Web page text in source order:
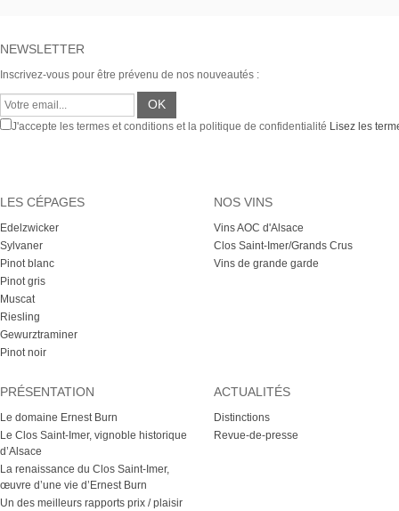
NEWSLETTER
Inscrivez-vous pour être prévenu de nos nouveautés :
J'accepte les termes et conditions et la politique de confidentialité Lisez les
LES CÉPAGES
Edelzwicker
Sylvaner
Pinot blanc
Pinot gris
Muscat
Riesling
Gewurztraminer
Pinot noir
NOS VINS
Vins AOC d'Alsace
Clos Saint-Imer/Grands Crus
Vins de grande garde
PRÉSENTATION
Le domaine Ernest Burn
Le Clos Saint-Imer, vignoble historique
d’Alsace
La renaissance du Clos Saint-Imer,
œuvre d’une vie d’Ernest Burn
Un des meilleurs rapports prix / plaisir
ACTUALITÉS
Distinctions
Revue-de-presse